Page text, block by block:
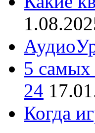
5 самых
24
Когда